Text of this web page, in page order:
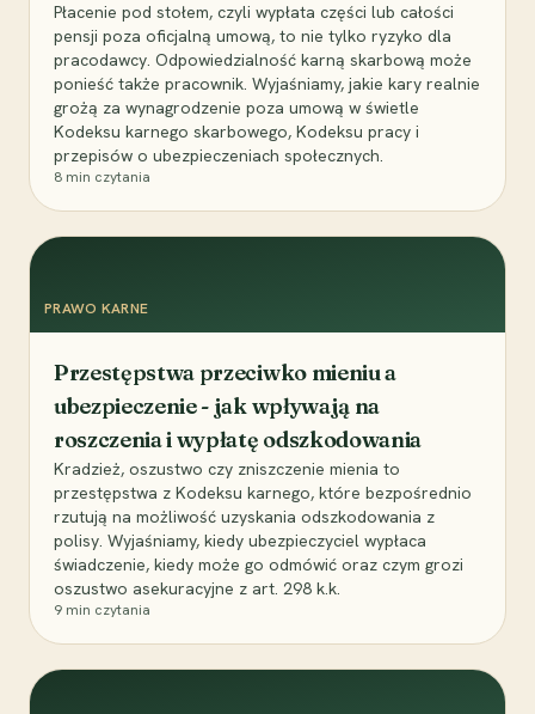
Płacenie pod stołem, czyli wypłata części lub całości
pensji poza oficjalną umową, to nie tylko ryzyko dla
pracodawcy. Odpowiedzialność karną skarbową może
ponieść także pracownik. Wyjaśniamy, jakie kary realnie
grożą za wynagrodzenie poza umową w świetle
Kodeksu karnego skarbowego, Kodeksu pracy i
przepisów o ubezpieczeniach społecznych.
8 min czytania
PRAWO KARNE
Przestępstwa przeciwko mieniu a
ubezpieczenie - jak wpływają na
roszczenia i wypłatę odszkodowania
Kradzież, oszustwo czy zniszczenie mienia to
przestępstwa z Kodeksu karnego, które bezpośrednio
rzutują na możliwość uzyskania odszkodowania z
polisy. Wyjaśniamy, kiedy ubezpieczyciel wypłaca
świadczenie, kiedy może go odmówić oraz czym grozi
oszustwo asekuracyjne z art. 298 k.k.
9 min czytania